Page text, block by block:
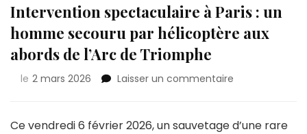
Intervention spectaculaire à Paris : un
homme secouru par hélicoptère aux
abords de l’Arc de Triomphe
le 2 mars 2026 Laisser un commentaire
à
Ce vendredi 6 février 2026, un sauvetage d’une rare